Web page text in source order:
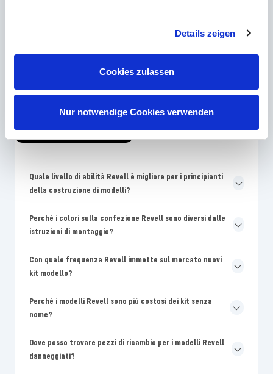
Details zeigen
Cookies zulassen
Nur notwendige Cookies verwenden
dal lunedì al giovedì dalle 9:00 alle 15:00, il venerdì dalle 9:00 alle
Quale livello di abilità Revell è migliore per i principianti
della costruzione di modelli?
Perché i colori sulla confezione Revell sono diversi dalle
istruzioni di montaggio?
Con quale frequenza Revell immette sul mercato nuovi
kit modello?
Perché i modelli Revell sono più costosi dei kit senza
nome?
Dove posso trovare pezzi di ricambio per i modelli Revell
danneggiati?